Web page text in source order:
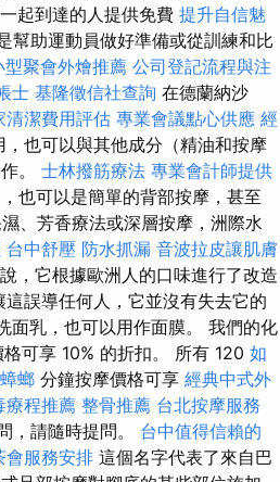
起到達的人提供免費 提升自信魅
幫助運動員做好準備或從訓練和比
型聚會外燴推薦 公司登記流程與注
士 基隆徵信社查詢 在德蘭納沙
清潔費用評估 專業會議點心供應 經
也可以與其他成分（精油和按摩
。 士林撥筋療法 專業會計師提供
也可以是簡單的背部按摩，甚至
、芳香療法或深層按摩，洲際水
台中舒壓 防水抓漏 音波拉皮讓肌膚
，它根據歐洲人的口味進行了改造
這誤導任何人，它並沒有失去它的
面乳，也可以用作面膜。 我們的化
可享 10% 的折扣。 所有 120 如
螂 分鐘按摩價格可享 經典中式外
療程推薦 整骨推薦 台北按摩服務
，請隨時提問。 台中值得信賴的
會服務安排 這個名字代表了來自巴